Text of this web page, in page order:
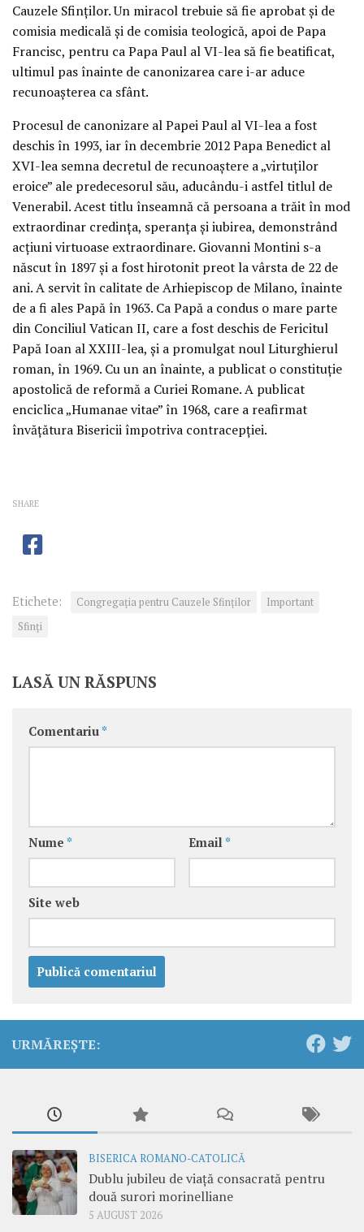
Cauzele Sfinţilor. Un miracol trebuie să fie aprobat şi de
comisia medicală şi de comisia teologică, apoi de Papa
Francisc, pentru ca Papa Paul al VI-lea să fie beatificat,
ultimul pas înainte de canonizarea care i-ar aduce
recunoaşterea ca sfânt.
Procesul de canonizare al Papei Paul al VI-lea a fost
deschis în 1993, iar în decembrie 2012 Papa Benedict al
XVI-lea semna decretul de recunoaştere a „virtuţilor
eroice” ale predecesorul său, aducându-i astfel titlul de
Venerabil. Acest titlu înseamnă că persoana a trăit în mod
extraordinar credinţa, speranţa şi iubirea, demonstrând
acţiuni virtuoase extraordinare. Giovanni Montini s-a
născut în 1897 şi a fost hirotonit preot la vârsta de 22 de
ani. A servit în calitate de Arhiepiscop de Milano, înainte
de a fi ales Papă în 1963. Ca Papă a condus o mare parte
din Conciliul Vatican II, care a fost deschis de Fericitul
Papă Ioan al XXIII-lea, şi a promulgat noul Liturghierul
roman, în 1969. Cu un an înainte, a publicat o constituţie
apostolică de reformă a Curiei Romane. A publicat
enciclica „Humanae vitae” în 1968, care a reafirmat
învăţătura Bisericii împotriva contracepţiei.
SHARE
Etichete: Congregaţia pentru Cauzele Sfinţilor
Important
Sfinţi
LASĂ UN RĂSPUNS
Comentariu *
Nume * Email *
Site web
URMĂREȘTE:
BISERICA ROMANO-CATOLICĂ
Dublu jubileu de viață consacrată pentru
două surori morinelliane
5 AUGUST 2026